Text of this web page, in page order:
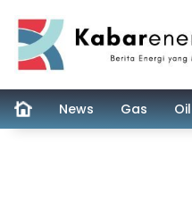
content
News Gas Oil